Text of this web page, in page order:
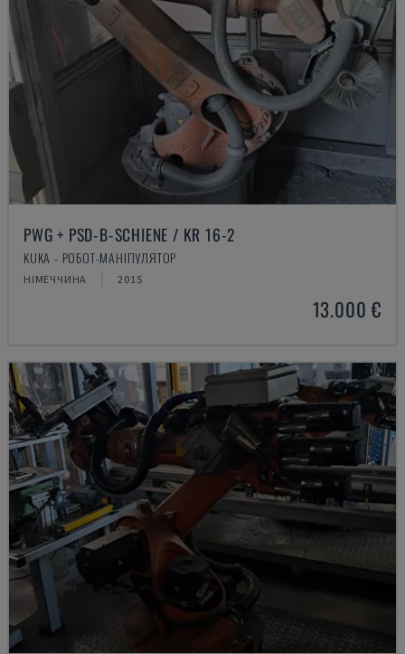
PWG + PSD-B-SCHIENE / KR 16-2
KUKA - РОБОТ-МАНІПУЛЯТОР
НІМЕЧЧИНА 2015
13.000 €